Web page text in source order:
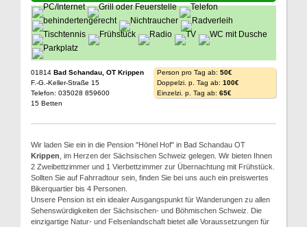
01814 Bad Schandau, OT Krippen
F.-G.-Keller-Straße 15
Telefon: 035028 859600
15 Betten
Person pro Tag ab: 50€
Doppelzi. p. Tag ab: 100€
Einzelzi. p. Tag ab: 65€
Wir laden Sie ein in die Pension "Hönel Hof" in Bad Schandau OT
Krippen , im Herzen der Sächsischen Schweiz gelegen. Wir bieten Ihnen
2 Zweibettzimmer und 1 Vierbettzimmer zur Übernachtung mit Frühstück.
Sollten Sie auf Fahrradtour sein, finden Sie bei uns auch ein preiswertes
Bikerquartier bis 4 Personen.
Unsere Pension ist ein idealer Ausgangspunkt für Wanderungen zu allen
Sehenswürdigkeiten der Sächsischen- und Böhmischen Schweiz. Die
einzigartige Natur- und Felsenlandschaft bietet alle Voraussetzungen für